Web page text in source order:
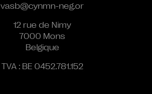
vasb@cynmn-neg.or
12 rue de Nimy
7000 Mons
Belgique
TVA : BE 0452.781.152